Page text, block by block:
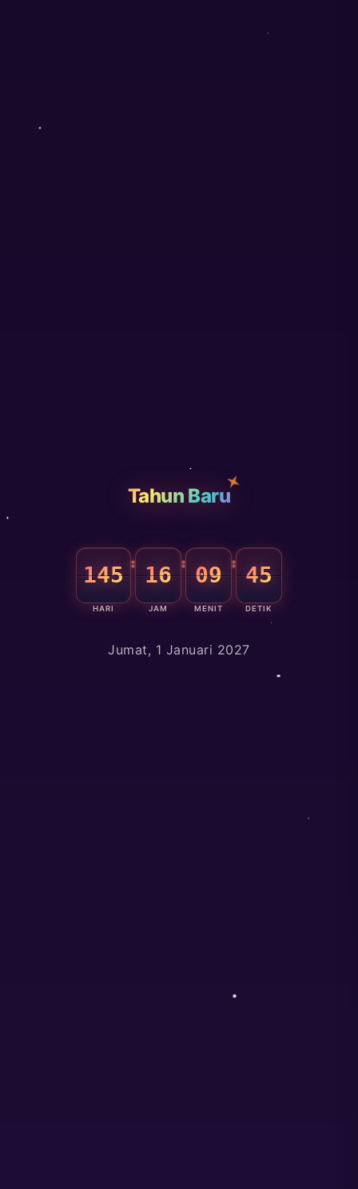
Tahun Baru
145
HARI
16
JAM
09
MENIT
44
DETIK
Jumat, 1 Januari 2027